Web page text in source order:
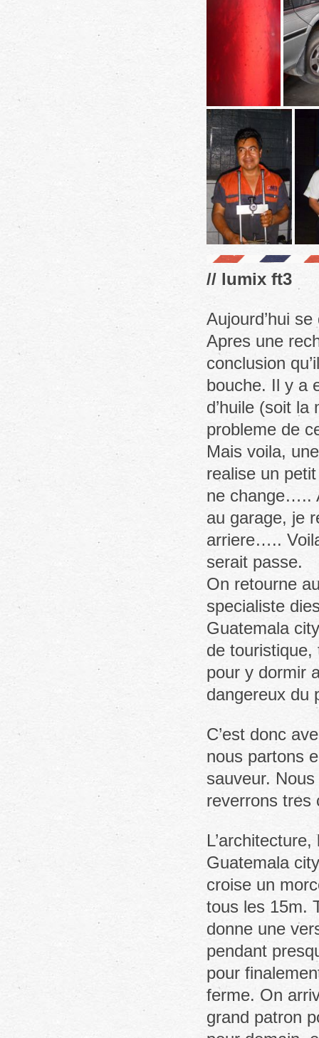
// lumix ft3
Aujourd’hui
Apres une
conclusion
bouche. Il y a
d’huile (soit
probleme de
Mais voila,
realise un
ne change…..
au garage, je
arriere…..
serait passe.
On retourne
specialiste
Guatemala
de touristique,
pour y dormir
dangereux du
C’est donc
nous partons
sauveur.
reverrons tres
Guatemala
croise un
tous les 15m.
donne une
pendant
pour
ferme. On
grand patron